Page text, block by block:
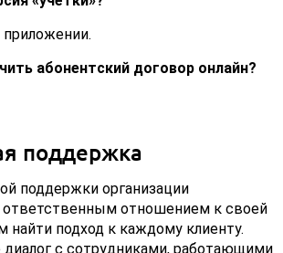
абонентский договор онлайн?
поддержка
поддержки организации
ответственным отношением к своей
найти подход к каждому клиенту.
диалог с сотрудниками, работающими